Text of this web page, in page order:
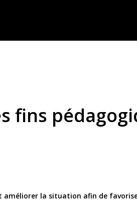
fins
améliorer la situation afin de